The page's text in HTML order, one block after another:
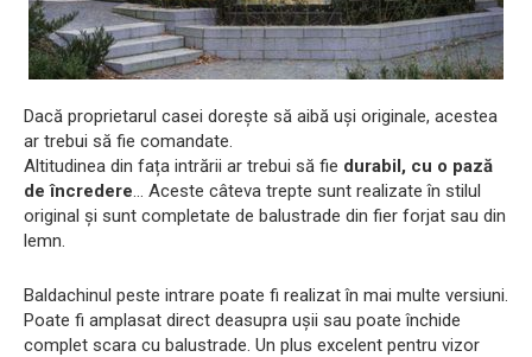
Dacă proprietarul casei dorește să aibă uși originale, acestea
ar trebui să fie comandate.
Altitudinea din fața intrării ar trebui să fie durabil, cu o pază
de încredere... Aceste câteva trepte sunt realizate în stilul
original și sunt completate de balustrade din fier forjat sau din
lemn.
Baldachinul peste intrare poate fi realizat în mai multe versiuni.
Poate fi amplasat direct deasupra ușii sau poate închide
complet scara cu balustrade. Un plus excelent pentru vizor